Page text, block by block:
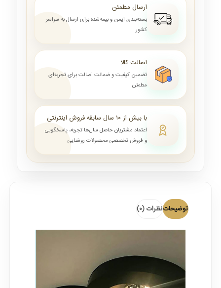
ارسال مطمئن
بسته‌بندی ایمن و بیمه‌شده برای ارسال به سراسر
کشور
اصالت کالا
تضمین کیفیت و ضمانت اصالت برای تجربه‌ای
مطمئن
با بیش از ۱۰ سال سابقه فروش اینترنتی
اعتماد مشتریان حاصل سال‌ها تجربه، پاسخگویی
و فروش تخصصی محصولات روشنایی
توضیحاتنظرات (0)